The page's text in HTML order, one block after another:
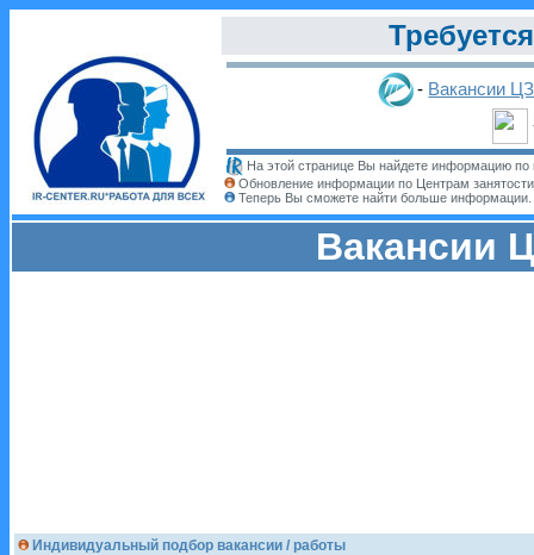
- Вакансии
На этой странице Вы найдете информацию по
Обновление информации по Центрам
Теперь Вы сможете найти больше информации.
Вакансии
Индивидуальный подбор вакансии / работы